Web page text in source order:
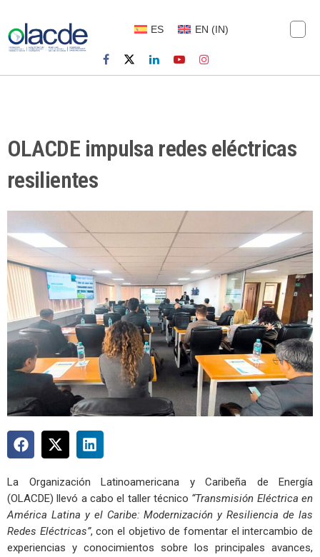
ES EN (IN)
OLACDE impulsa redes eléctricas
resilientes
La Organización Latinoamericana y Caribeña de Energía
(OLACDE) llevó a cabo el taller técnico “Transmisión Eléctrica en
América Latina y el Caribe: Modernización y Resiliencia de las
Redes Eléctricas”, con el objetivo de fomentar el intercambio de
experiencias y conocimientos sobre los principales avances,